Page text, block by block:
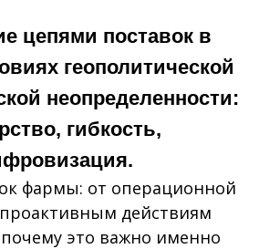
цепями поставок в
геополитической
неопределенности:
гибкость,
фармы: от операционной
действиям
почему это важно именно